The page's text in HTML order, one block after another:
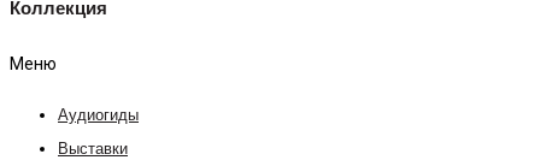
Коллекция
Меню
Аудиогиды
Выставки